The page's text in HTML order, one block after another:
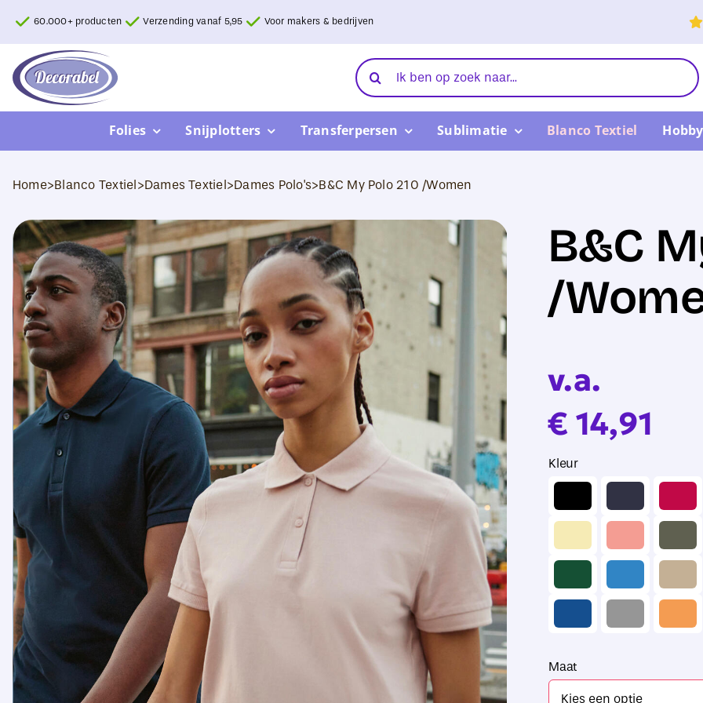
inhoud
60.000+ producten Verzending vanaf 5,95 Voor makers & bedrijven
Zoeken
naar:
Folies Snijplotters Transferpersen Sublimatie Blanco Textiel
Home>Blanco Textiel>Dames Textiel>Dames Polo's>B&C My Polo 210 /Women
B&C
/
v.a.
€ 14,91
Kleur
Maat